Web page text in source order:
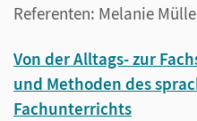
Referenten: Melanie
Von der Alltags- zur
und Methoden des
Fachunterrichts